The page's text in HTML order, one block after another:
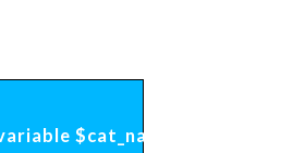
$cat_name in